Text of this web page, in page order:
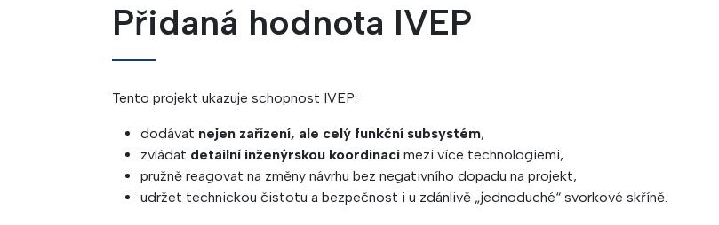
Přidaná hodnota IVEP
Tento projekt ukazuje schopnost IVEP:
dodávat nejen zařízení, ale celý funkční subsystém,
zvládat detailní inženýrskou koordinaci mezi více technologiemi,
pružně reagovat na změny návrhu bez negativního dopadu na projekt,
udržet technickou čistotu a bezpečnost i u zdánlivě „jednoduché“ svorkové skříně.